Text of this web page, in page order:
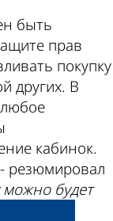
быть
прав
покупку
других. В
кабинок.
резюмировал
можно будет